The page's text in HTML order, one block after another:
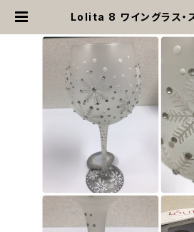
Lolita 8 ワイングラス・